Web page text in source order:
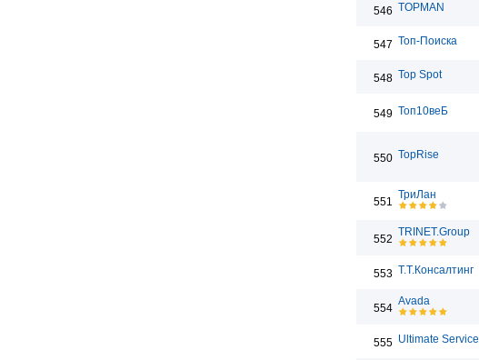
546 TOPMAN
547 Топ-Поиска
548 Top Spot
549 Топ10веБ
550 TopRise
551
ТриЛан
552
TRINET.Group
553 Т.Т.Консалтинг
554
Avada
555 Ultimate Service